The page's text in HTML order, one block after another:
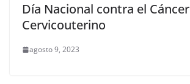
Día Nacional contra el Cáncer
Cervicouterino
agosto 9, 2023